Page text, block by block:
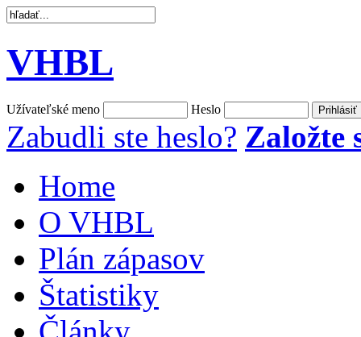
VHBL
Užívateľské meno Heslo
Zabudli ste heslo? Založte
Home
O VHBL
Plán zápasov
Štatistiky